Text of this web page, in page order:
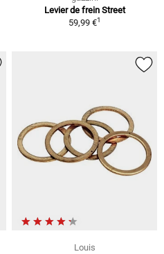
Levier de frein Street
59,99 €1
Louis